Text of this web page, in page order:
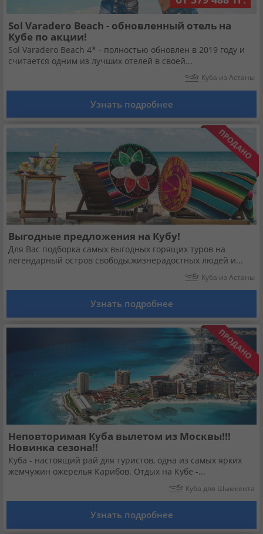
Sol Varadero Beach - обновленный отель на
Кубе по акции!
Sol Varadero Beach 4* - полностью обновлен в 2019 году и
считается одним из лучших отелей в своей...
Куба из Астаны
Узнать подробнее
Выгодные предложения на Кубу!
Для Вас подборка самых выгодных горящих туров на
легендарный остров свободы,жизнерадостных людей и...
Куба из Астаны
Узнать подробнее
Неповторимая Куба вылетом из Москвы!!!
Новинка сезона!!
Куба - настоящий рай для туристов, одна из самых ярких
жемчужин ожерелья Карибов. Отдых на Кубе -...
Куба для Шымкента
Узнать подробнее